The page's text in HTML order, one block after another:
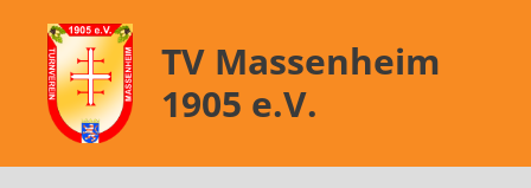
Inhalt
springen
TV Massenheim
1905 e.V.